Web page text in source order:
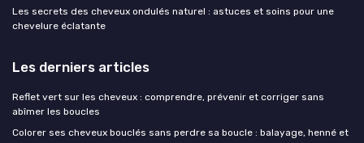
Les secrets des cheveux ondulés naturel : astuces et soins pour une
chevelure éclatante
Les derniers articles
Reflet vert sur les cheveux : comprendre, prévenir et corriger sans
abîmer les boucles
Colorer ses cheveux bouclés sans perdre sa boucle : balayage, henné et